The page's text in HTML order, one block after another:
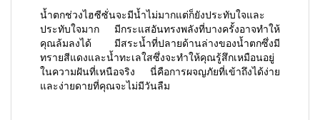
น้ำตกช่วงไฮซีซั่นจะมีน้ำไม่มากแต่ก็ยังประทับใจและ
ประทับใจมาก มีกระแสอันทรงพลังที่บางครั้งอาจทำให้
คุณล้มลงได้ มีสระน้ำที่ปลายด้านล่างของน้ำตกซึ่งมี
ทรายสีแดงและน้ำทะเลใสซึ่งจะทำให้คุณรู้สึกเหมือนอยู่
ในความฝันที่เหนือจริง นี่คือการผจญภัยที่เข้าถึงได้ง่าย
และง่ายดายที่คุณจะไม่มีวันลืม